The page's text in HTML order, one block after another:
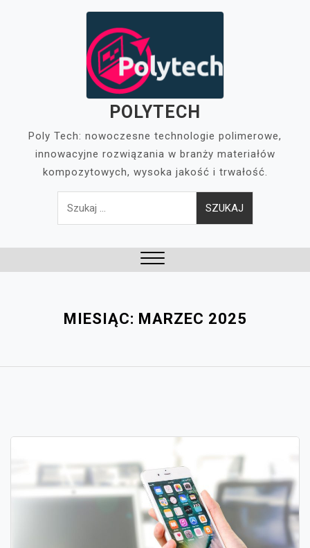
POLYTECH
Poly Tech: nowoczesne technologie polimerowe,
innowacyjne rozwiązania w branży materiałów
kompozytowych, wysoka jakość i trwałość.
Szukaj:
MIESIĄC: MARZEC 2025